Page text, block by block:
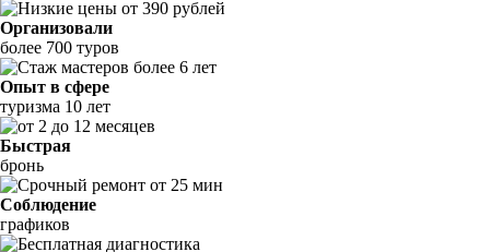
Организовали
более 700 туров
Опыт в сфере
туризма 10 лет
Быстрая
бронь
Соблюдение
графиков